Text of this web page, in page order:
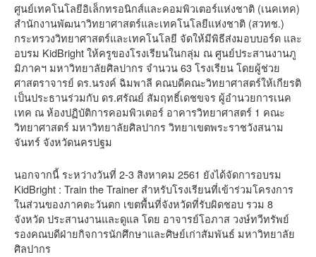
ศูนย์เทคโนโลยีอิเล็กทรอนิกส์และคอมพิวเตอร์แห่งชาติ (เนคเทค)
สำนักงานพัฒนาวิทยาศาสตร์และเทคโนโลยีแห่งชาติ (สวทช.)
กระทรวงวิทยาศาสตร์และเทคโนโลยี จัดให้มีพิธีส่งมอบบอร์ด และ
อบรม KidBright ให้ครูของโรงเรียนในกลุ่ม ณ ศูนย์ประสานงานภู
มิภาคฯ มหาวิทยาลัยศิลปากร จำนวน 63 โรงเรียน โดยผู้ช่วย
ศาสตราจารย์ ดร.นรงค์ ฉิมพาลี คณบดีคณะวิทยาศาสตร์ให้เกียรติ
เป็นประธานร่วมกับ ดร.ศรัณย์ สัมฤทธิ์เดชขจร ผู้อำนวยการเนค
เทค ณ ห้องปฏิบัติการคอมพิวเตอร์ อาคารวิทยาศาสตร์ 1 คณะ
วิทยาศาสตร์ มหาวิทยาลัยศิลปากร วิทยาเขตพระราชวังสนาม
จันทร์ จังหวัดนครปฐม
นอกจากนี้ ระหว่างวันที่ 2-3 สิงหาคม 2561 ยังได้จัดการอบรม
KidBright : Train the Trainer สำหรับโรงเรียนที่เข้าร่วมโครงการ
ในส่วนของภาคตะวันตก เขตพื้นที่จังหวัดที่รับผิดชอบ รวม 8
จังหวัด ประสานงานและดูแล โดย อาจารย์โอภาส วงษ์ทวีทรัพย์
รองคณบดีฝ่ายกิจการนักศึกษาและศิษย์เก่าสัมพันธ์ มหาวิทยาลัย
ศิลปากร